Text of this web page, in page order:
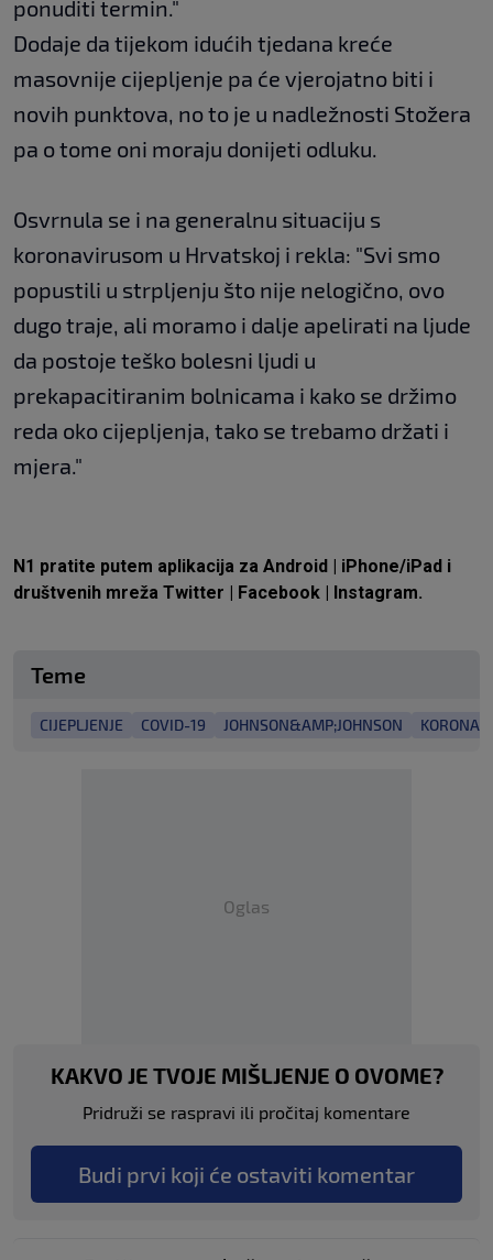
ponuditi termin."
Dodaje da tijekom idućih tjedana kreće
masovnije cijepljenje pa će vjerojatno biti i
novih punktova, no to je u nadležnosti Stožera
pa o tome oni moraju donijeti odluku.
Osvrnula se i na generalnu situaciju s
koronavirusom u Hrvatskoj i rekla: "Svi smo
popustili u strpljenju što nije nelogično, ovo
dugo traje, ali moramo i dalje apelirati na ljude
da postoje teško bolesni ljudi u
prekapacitiranim bolnicama i kako se držimo
reda oko cijepljenja, tako se trebamo držati i
mjera."
N1 pratite putem aplikacija za Android iPhone/iPad i
društvenih mreža Twitter Facebook Instagram.
Teme
CIJEPLJENJE COVID-19 JOHNSON&AMP;JOHNSON
Oglas
KAKVO JE TVOJE MIŠLJENJE O OVOME?
Pridruži se raspravi ili pročitaj komentare
Budi prvi koji će ostaviti komentar